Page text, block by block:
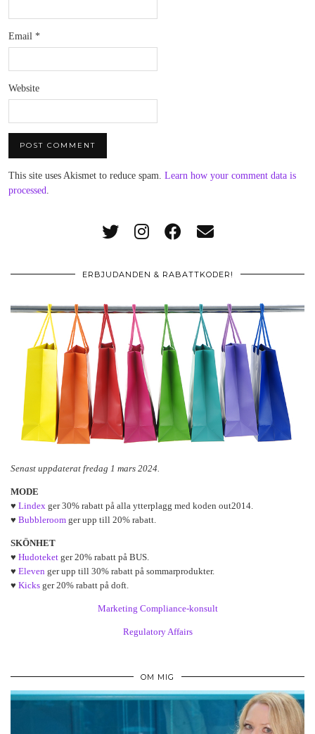
Email *
Website
This site uses Akismet to reduce spam. Learn how your comment data is
processed
ERBJUDANDEN & RABATTKODER!
Senast uppdaterat fredag 1 mars 2024.
MODE
♥ Lindex ger 30% rabatt på alla ytterplagg med koden out2014.
♥ Bubbleroom ger upp till 20% rabatt.
SKÖNHET
♥ Hudoteket ger 20% rabatt på BUS.
♥ Eleven ger upp till 30% rabatt på sommarprodukter.
♥ Kicks ger 20% rabatt på doft.
Marketing Compliance-konsult
Regulatory Affairs
OM MIG